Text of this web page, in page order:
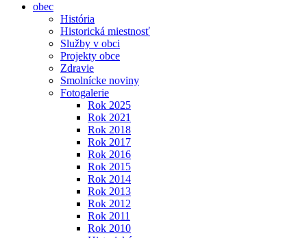
obec
História
Historická miestnosť
Služby v obci
Projekty obce
Zdravie
Smolnícke noviny
Fotogalerie
Rok 2025
Rok 2021
Rok 2018
Rok 2017
Rok 2016
Rok 2015
Rok 2014
Rok 2013
Rok 2012
Rok 2011
Rok 2010